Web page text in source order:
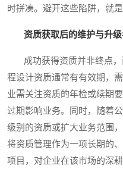
时拼凑。避开这些陷阱，就
资质获取后的维护与升
成功获得资质并非终点，
程设计资质通常有有效期，
业需关注资质的年检或续期
过期影响业务。同时，随着
级别的资质或扩大业务范围
将资质管理作为一项长期的
项目，对企业在该市场的深耕